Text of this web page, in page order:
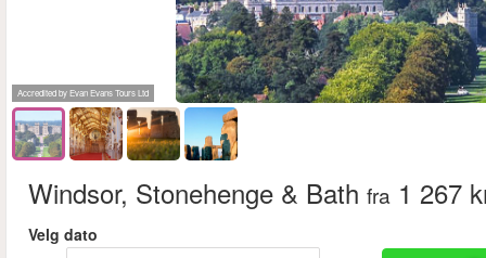
Accredited by Evan Evans Tours Ltd
Windsor, Stonehenge & Bath fra 1 267
Velg dato